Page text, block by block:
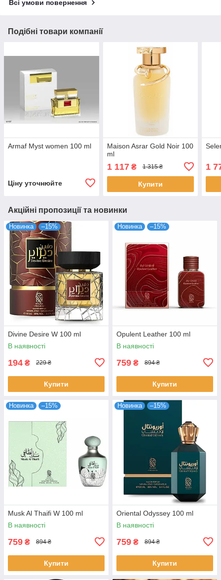
Всі умови повернення
Подібні товари компанії
Armaf Myst women 100 ml
Ціну уточнюйте
Maison Asrar Gold Noir 100
ml
1 117₴ 1 315 ₴
Купити
1
Акційні пропозиції та новинки
Новинка –15%
Divine Desire W 100 ml
В наявності
194 ₴ 229 ₴
Купити
Новинка –15%
Opulent Leather 100 ml
В наявності
759 ₴ 894 ₴
Купити
Новинка –15%
Musk Al Thaifi W 100 ml
В наявності
759 ₴ 894 ₴
Купити
Новинка –15%
Oriental Odyssey 100 ml
В наявності
759 ₴ 894 ₴
Купити